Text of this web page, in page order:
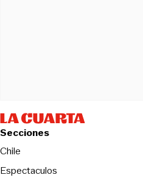
Secciones
Chile
Espectaculos